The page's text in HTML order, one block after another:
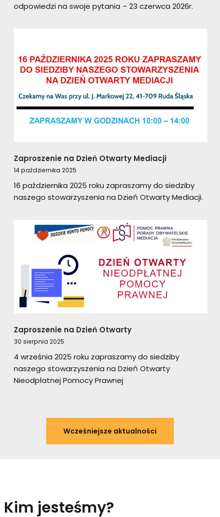
odpowiedzi na swoje pytania – 23 czerwca 2026r.
Zaproszenie na Dzień Otwarty Mediacji
14 października 2025
16 października 2025 roku zapraszamy do siedziby
naszego stowarzyszenia na Dzień Otwarty Mediacji.
Zaproszenie na Dzień Otwarty
30 sierpnia 2025
4 września 2025 roku zapraszamy do siedziby
naszego stowarzyszenia na Dzień Otwarty
Nieodpłatnej Pomocy Prawnej
Wcześniejsze aktualności
Kim jesteśmy?